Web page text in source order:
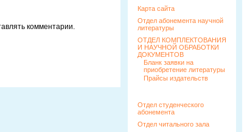
комментарии.
Карта сайта
Отдел абонемента научной
литературы
ОТДЕЛ КОМПЛЕКТОВАНИЯ
И НАУЧНОЙ ОБРАБОТКИ
ДОКУМЕНТОВ
Бланк заявки на
приобретение литературы
Прайсы издательств
Отдел студенческого
абонемента
Отдел читального зала